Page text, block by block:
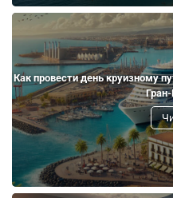
Как провести день круизному